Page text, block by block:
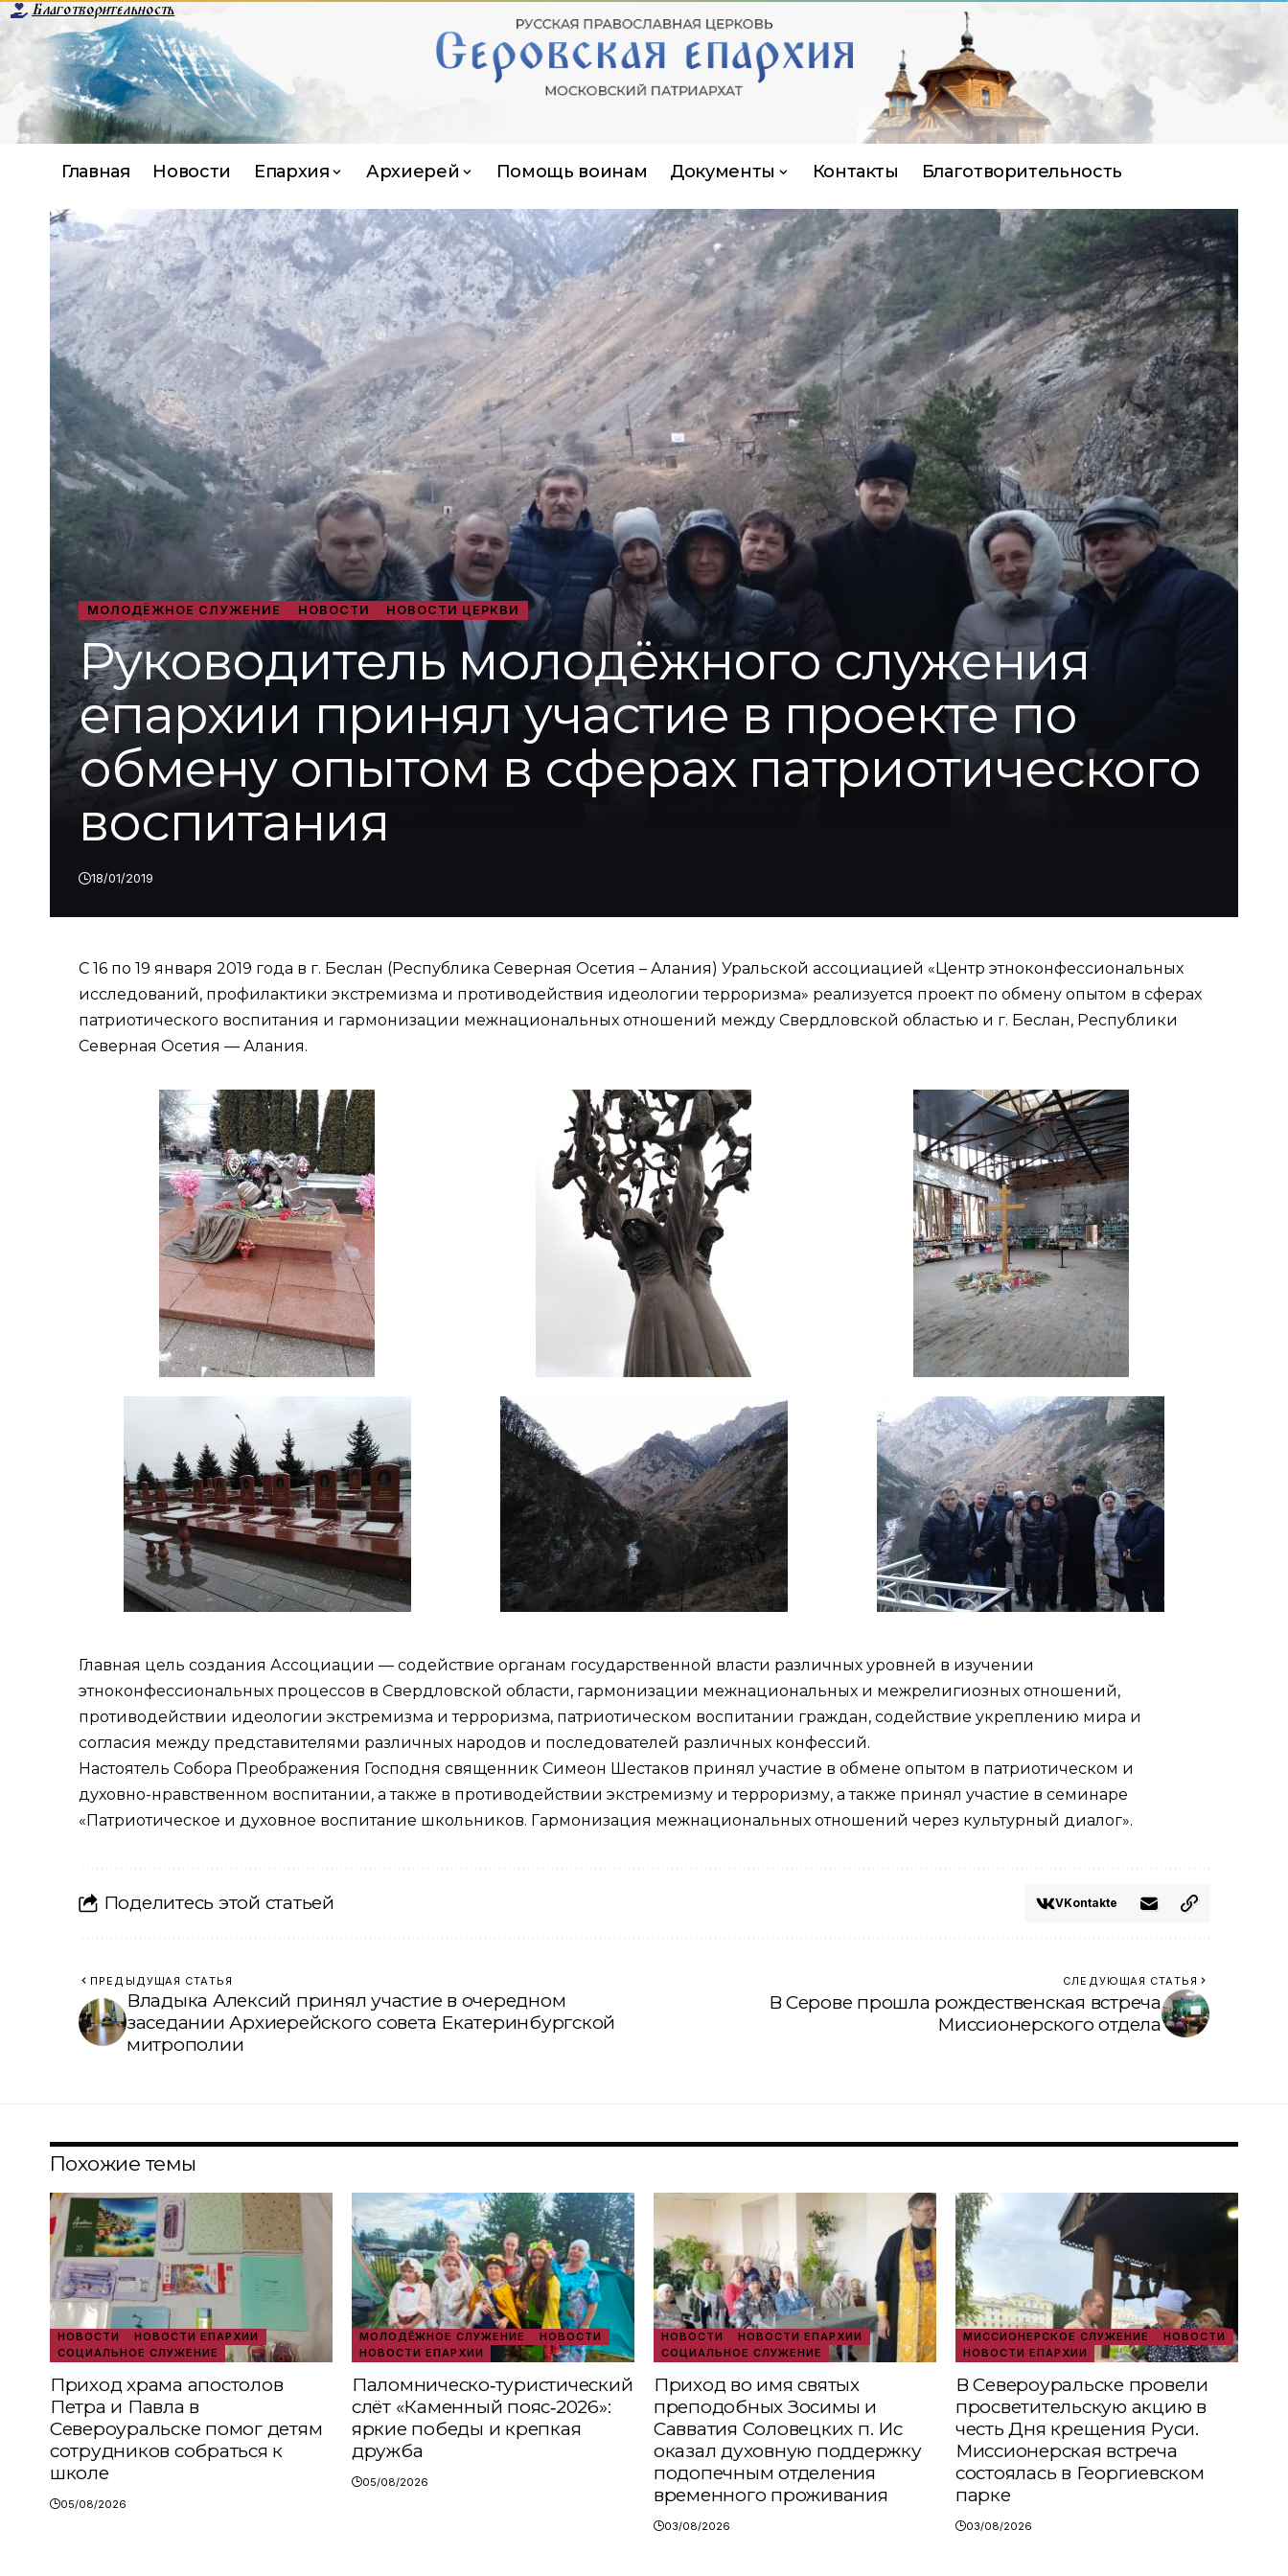
Благотворительность
Главная Новости Епархия Архиерей Помощь воинам Документы Контакты Благотворительность
МОЛОДЁЖНОЕ СЛУЖЕНИЕ НОВОСТИ НОВОСТИ ЦЕРКВИ
Руководитель молодёжного служения
епархии принял участие в проекте по
обмену опытом в сферах патриотического
воспитания
18/01/2019
С 16 по 19 января 2019 года в г. Беслан (Республика Северная Осетия – Алания) Уральской ассоциацией «Центр этноконфессиональных
исследований, профилактики экстремизма и противодействия идеологии терроризма» реализуется проект по обмену опытом в сферах
патриотического воспитания и гармонизации межнациональных отношений между Свердловской областью и г. Беслан, Республики
Северная Осетия — Алания.
Главная цель создания Ассоциации — содействие органам государственной власти различных уровней в изучении
этноконфессиональных процессов в Свердловской области, гармонизации межнациональных и межрелигиозных отношений,
противодействии идеологии экстремизма и терроризма, патриотическом воспитании граждан, содействие укреплению мира и
согласия между представителями различных народов и последователей различных конфессий.
Настоятель Собора Преображения Господня священник Симеон Шестаков принял участие в обмене опытом в патриотическом и
духовно-нравственном воспитании, а также в противодействии экстремизму и терроризму, а также принял участие в семинаре
«Патриотическое и духовное воспитание школьников. Гармонизация межнациональных отношений через культурный диалог».
Поделитесь этой статьей VKontakte
ПРЕДЫДУЩАЯ СТАТЬЯ
Владыка Алексий принял участие в очередном
заседании Архиерейского совета Екатеринбургской
митрополии
СЛЕДУЮЩАЯ СТАТЬЯ
В Серове прошла рождественская встреча
Миссионерского отдела
Похожие темы
НОВОСТИ
НОВОСТИ ЕПАРХИИ
СОЦИАЛЬНОЕ СЛУЖЕНИЕ
Приход храма апостолов
Петра и Павла в
Североуральске помог детям
сотрудников собраться к
школе
05/08/2026
МОЛОДЁЖНОЕ СЛУЖЕНИЕ
НОВОСТИ
НОВОСТИ ЕПАРХИИ
Паломническо‑туристический
слёт «Каменный пояс‑2026»:
яркие победы и крепкая
дружба
05/08/2026
НОВОСТИ
НОВОСТИ ЕПАРХИИ
СОЦИАЛЬНОЕ СЛУЖЕНИЕ
Приход во имя святых
преподобных Зосимы и
Савватия Соловецких п. Ис
оказал духовную поддержку
подопечным отделения
временного проживания
03/08/2026
МИССИОНЕРСКОЕ СЛУЖЕНИЕ
НОВОСТИ
НОВОСТИ ЕПАРХИИ
В Североуральске провели
просветительскую акцию в
честь Дня крещения Руси.
Миссионерская встреча
состоялась в Георгиевском
парке
03/08/2026